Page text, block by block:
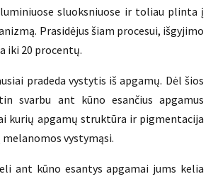
sluoksniuose ir toliau plinta į
Prasidėjus šiam procesui, išgyjimo
iki 20 procentų.
pradeda vystytis iš apgamų. Dėl šios
svarbu ant kūno esančius apgamus
kurių apgamų struktūra ir pigmentacija
vystymąsi.
ant kūno esantys apgamai jums kelia